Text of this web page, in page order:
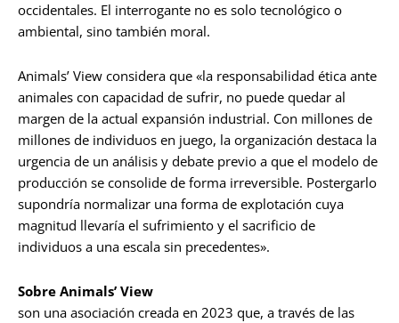
occidentales. El interrogante no es solo tecnológico o
ambiental, sino también moral.
Animals’ View considera que «la responsabilidad ética ante
animales con capacidad de sufrir, no puede quedar al
margen de la actual expansión industrial. Con millones de
millones de individuos en juego, la organización destaca la
urgencia de un análisis y debate previo a que el modelo de
producción se consolide de forma irreversible. Postergarlo
supondría normalizar una forma de explotación cuya
magnitud llevaría el sufrimiento y el sacrificio de
individuos a una escala sin precedentes».
Sobre Animals’ View
son una asociación creada en 2023 que, a través de las